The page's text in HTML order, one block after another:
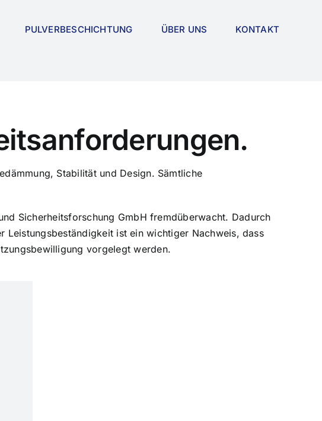
PULVERBESCHICHTUNG ÜBER UNS KONTAKT
Stabilität und Design. Sämtliche
Sicherheitsforschung GmbH fremdüberwacht. Dadurch
Leistungsbeständigkeit ist ein wichtiger Nachweis, dass
vorgelegt werden.